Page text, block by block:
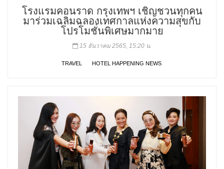
โรงแรมคอนราด กรุงเทพฯ เชิญชวนทุกคน
มาร่วมเฉลิมฉลองเทศกาลแห่งความสุขกับ
โปรโมชั่นพิเศษมากมาย
15 ธันวาคม 2565, 15:20 น.
TRAVEL HOTEL HAPPENING NEWS